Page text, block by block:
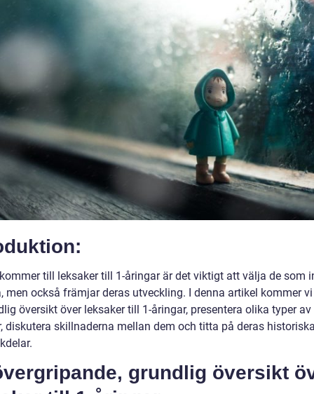
till leksaker till 1-åringar är det viktigt att välja de som
men också främjar deras utveckling. I denna artikel kommer
översikt över leksaker till 1-åringar, presentera olika typer av
diskutera skillnaderna mellan dem och titta på deras
grundlig översikt